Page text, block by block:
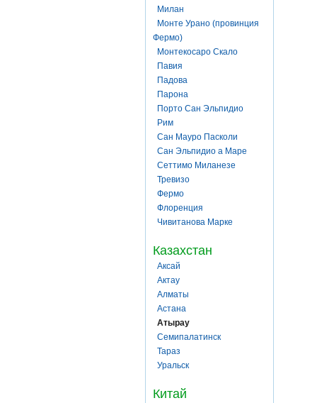
Милан
Монте Урано (провинция
Фермо)
Монтекосаро Скало
Павия
Падова
Парона
Порто Сан Эльпидио
Рим
Сан Мауро Пасколи
Сан Эльпидио а Маре
Сеттимо Миланезе
Тревизо
Фермо
Флоренция
Чивитанова Марке
Казахстан
Аксай
Актау
Алматы
Астана
Атырау
Семипалатинск
Тараз
Уральск
Китай